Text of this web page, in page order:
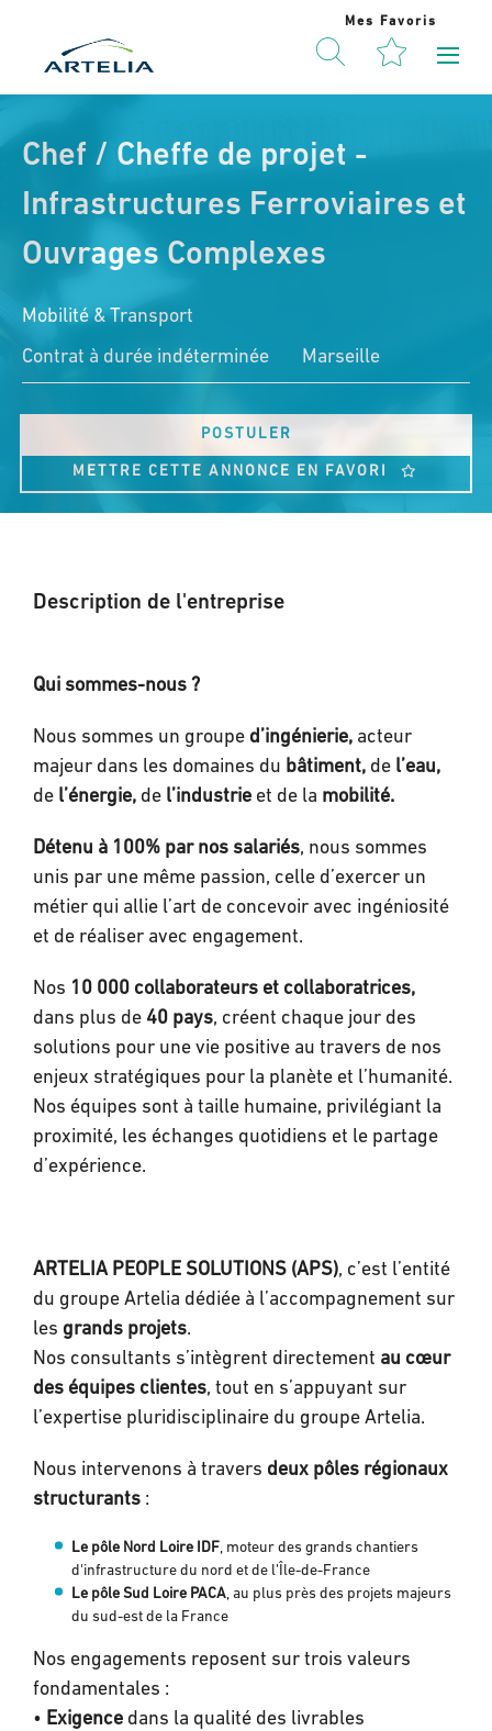
Mes Favoris
Chef / Cheffe de projet -
Infrastructures Ferroviaires et
Ouvrages Complexes
Mobilité & Transport
Marseille
Contrat à durée indéterminée
POSTULER
METTRE CETTE ANNONCE EN FAVORI
Description de l'entreprise
Qui sommes-nous ?
Nous sommes un groupe d’ingénierie, acteur
majeur dans les domaines du bâtiment, de l’eau,
de l’énergie, de l’industrie et de la mobilité.
Détenu à 100% par nos salariés, nous sommes
unis par une même passion, celle d’exercer un
métier qui allie l’art de concevoir avec ingéniosité
et de réaliser avec engagement.
Nos 10 000 collaborateurs et collaboratrices,
dans plus de 40 pays, créent chaque jour des
solutions pour une vie positive au travers de nos
enjeux stratégiques pour la planète et l’humanité.
Nos équipes sont à taille humaine, privilégiant la
proximité, les échanges quotidiens et le partage
d’expérience.
ARTELIA PEOPLE SOLUTIONS (APS), c’est l’entité
du groupe Artelia dédiée à l’accompagnement sur
les grands projets.
Nos consultants s’intègrent directement au cœur
des équipes clientes, tout en s’appuyant sur
l’expertise pluridisciplinaire du groupe Artelia.
Nous intervenons à travers deux pôles régionaux
structurants :
Le pôle Nord Loire IDF, moteur des grands chantiers
d'infrastructure du nord et de l’Île-de-France
Le pôle Sud Loire PACA, au plus près des projets majeurs
du sud-est de la France
Nos engagements reposent sur trois valeurs
fondamentales :
• Exigence dans la qualité des livrables